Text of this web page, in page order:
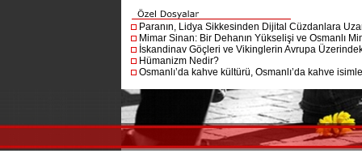
Paranın, Lidya Sikkesinden Dijital Cüzdanlara
Mimar Sinan: Bir Dehanın Yükselişi ve Osmanlı
İskandinav Göçleri ve Vikinglerin Avrupa
Hümanizm Nedir?
Osmanlı’da kahve kültürü, Osmanlı’da kahve